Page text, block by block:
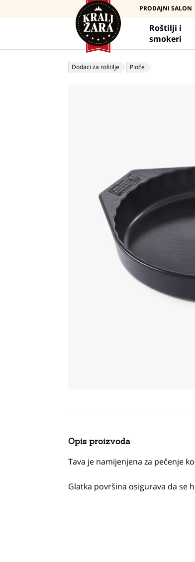
PRODAJNI SALON
Roštilji i
smokeri
Dodaci za roštilje Ploče
Opis proizvoda
Tava je namijenjena za pečenje
Glatka površina osigurava da se